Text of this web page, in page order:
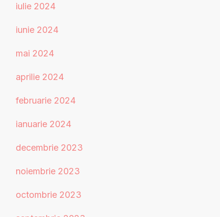
iulie 2024
iunie 2024
mai 2024
aprilie 2024
februarie 2024
ianuarie 2024
decembrie 2023
noiembrie 2023
octombrie 2023